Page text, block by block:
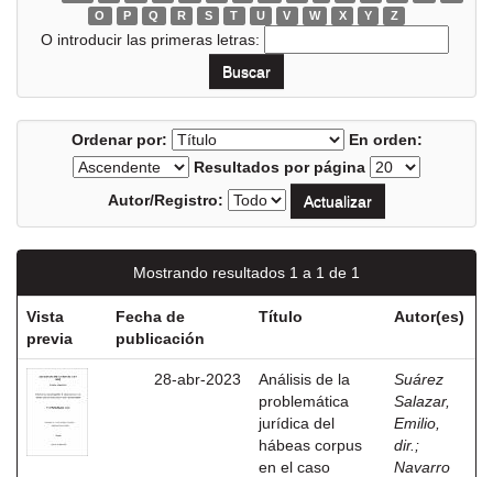
O
P Q R S T U V W X Y Z
O introducir las primeras letras:
Ordenar por:
En orden:
Resultados por página
Autor/Registro:
Mostrando resultados 1 a 1 de 1
Vista
previa
Fecha de
publicación
Título Autor(es)
28-abr-2023
Análisis de la
problemática
jurídica del
hábeas corpus
en el caso
Suárez
Salazar,
Emilio,
dir. ;
Navarro